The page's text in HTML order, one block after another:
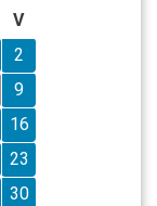
V
2
9
16
23
30